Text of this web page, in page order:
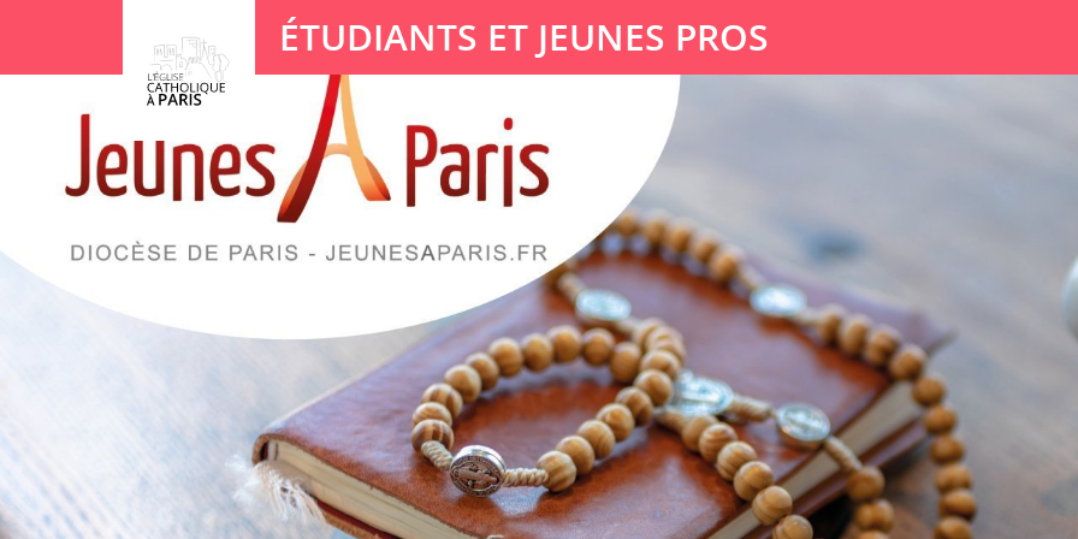
ÉTUDIANTS ET JEUNES PROS
Votre recherche
Panneau de gestion des cookies